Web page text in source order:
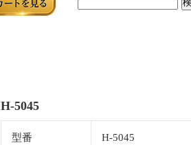
H-5045
型番 H-5045